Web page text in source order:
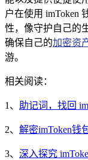
户在使用 imToken
性，像守护自己的
确保自己的加密资
游。
相关阅读：
1、 助记词，找回
2、 解密imToken钱
3、 深入探究